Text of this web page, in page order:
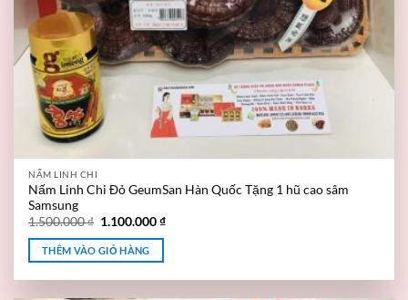
NẤM LINH CHI
Nấm Linh Chi Đỏ GeumSan Hàn Quốc Tặng 1 hũ cao sâm
Samsung
1.500.000₫ 1.100.000₫
THÊM VÀO GIỎ HÀNG